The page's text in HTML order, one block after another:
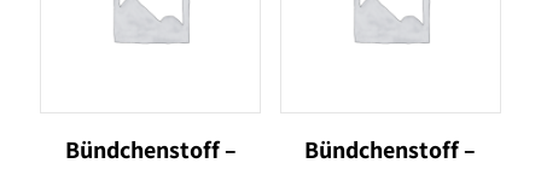
Bündchenstoff –
Bündchenstoff –